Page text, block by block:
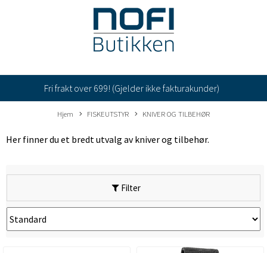
Fri frakt over 699! (Gjelder ikke fakturakunder)
Hjem FISKEUTSTYR KNIVER OG TILBEHØR
Her finner du et bredt utvalg av kniver og tilbehør.
Filter